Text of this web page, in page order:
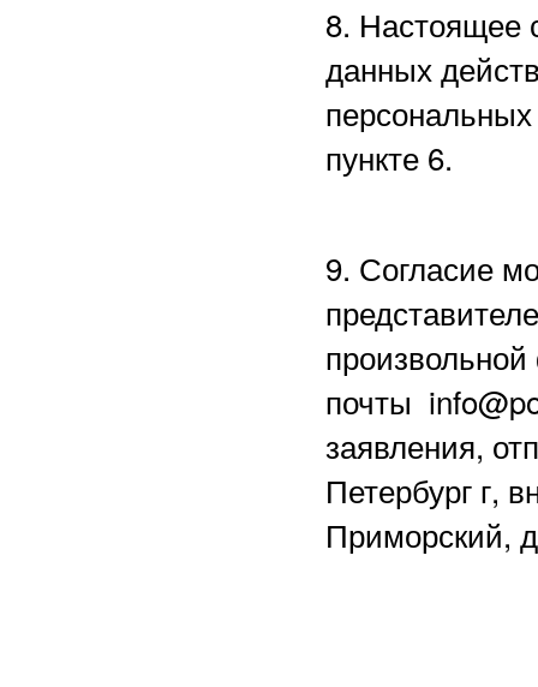
8. Настоящее
данных
пункте 6.
9. Согласие
почты
заявления,
Петербург г,
Приморский,